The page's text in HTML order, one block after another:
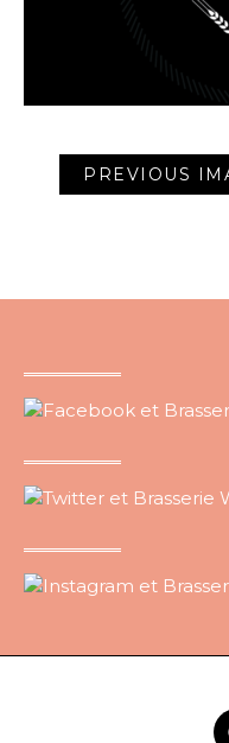
PREVIOUS